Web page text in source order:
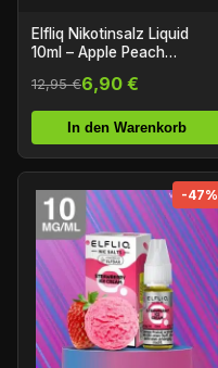
Elfliq Nikotinsalz Liquid
10ml – Apple Peach
12,95 €6,90 €
In den Warenkorb
-47%